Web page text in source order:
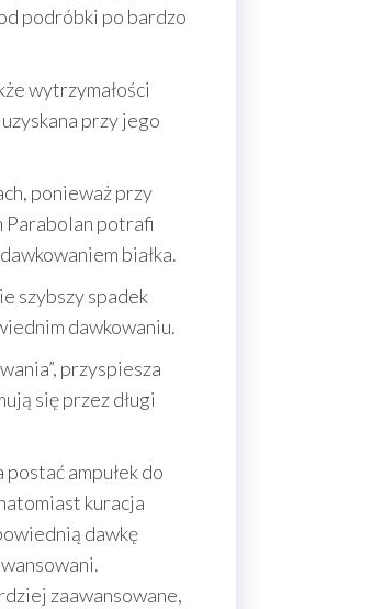
podróbki po bardzo
wytrzymałości
przy jego
ponieważ przy
Parabolan potrafi
białka.
szybszy spadek
dawkowaniu.
przyspiesza
się przez długi
ampułek do
kuracja
dawkę
zaawansowane,